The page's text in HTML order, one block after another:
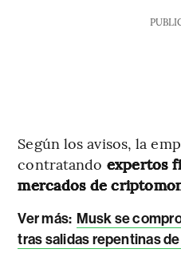
Según los avisos, la
contratando expertos
mercados de
Ver más: Musk se
tras salidas repentinas